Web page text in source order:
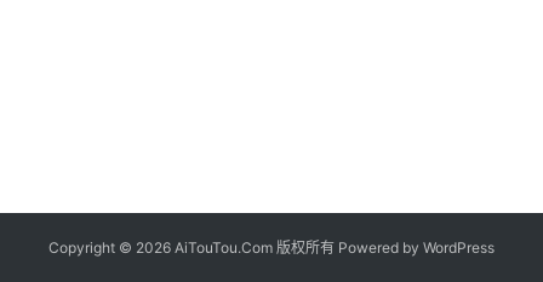
Copyright © 2026 AiTouTou.Com 版权所有 Powered by WordPress